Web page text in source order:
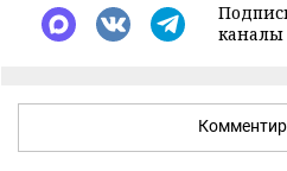
каналы